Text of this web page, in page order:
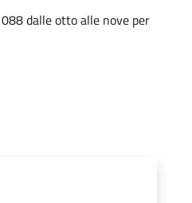
dalle otto alle nove per